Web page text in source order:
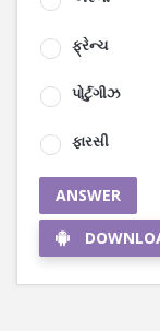
ફ્રેન્ચ
પોર્ટુગીઝ
ફારસી
ANSWER